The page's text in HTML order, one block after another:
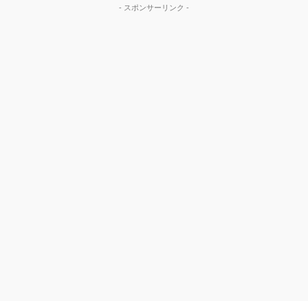
- スポンサーリンク -